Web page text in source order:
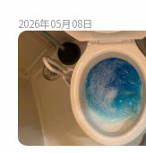
2026年05月08日